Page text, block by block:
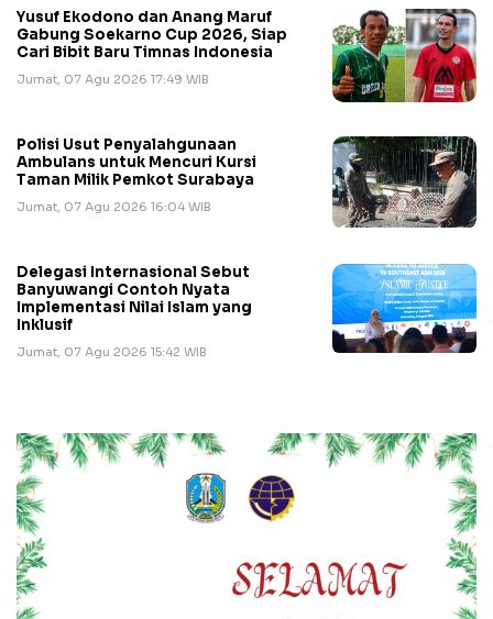
Yusuf Ekodono dan Anang Maruf
Gabung Soekarno Cup 2026, Siap
Cari Bibit Baru Timnas Indonesia
Jumat, 07 Agu 2026 17:49 WIB
Polisi Usut Penyalahgunaan
Ambulans untuk Mencuri Kursi
Taman Milik Pemkot Surabaya
Jumat, 07 Agu 2026 16:04 WIB
Delegasi Internasional Sebut
Banyuwangi Contoh Nyata
Implementasi Nilai Islam yang
Inklusif
Jumat, 07 Agu 2026 15:42 WIB